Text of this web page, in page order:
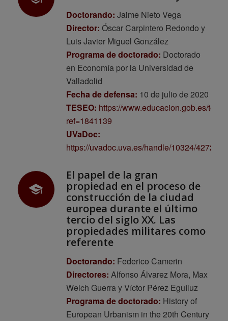
Doctorando: Jaime Nieto Vega
Director: Óscar Carpintero Redondo y
Luis Javier Miguel González
Programa de doctorado: Doctorado
en Economía por la Universidad de
Valladolid
Fecha de defensa: 10 de julio de 2020
TESEO: https://www.educacion.gob.es/
ref=1841139
UVaDoc:
https://uvadoc.uva.es/handle/10324/42727
El papel de la gran
propiedad en el proceso de
construcción de la ciudad
europea durante el último
tercio del siglo XX. Las
propiedades militares como
referente
Doctorando: Federico Camerin
Directores: Alfonso Álvarez Mora, Max
Welch Guerra y Víctor Pérez Eguíluz
Programa de doctorado: History of
European Urbanism in the 20th Century